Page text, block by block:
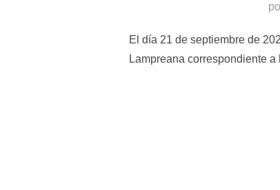
El día 21 de septiembre de
Lampreana correspondiente